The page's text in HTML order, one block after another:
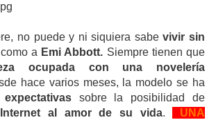
no puede y ni siquiera sabevivir sin
a Emi Abbott. Siempre tienen que
ocupada con una novelería
hace varios meses, la modelo se ha
expectativassobre la posibilidad de
al amor de su vida.
UNA